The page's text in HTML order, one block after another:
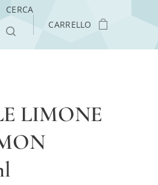
CERCA
CARRELLO
LIMONE